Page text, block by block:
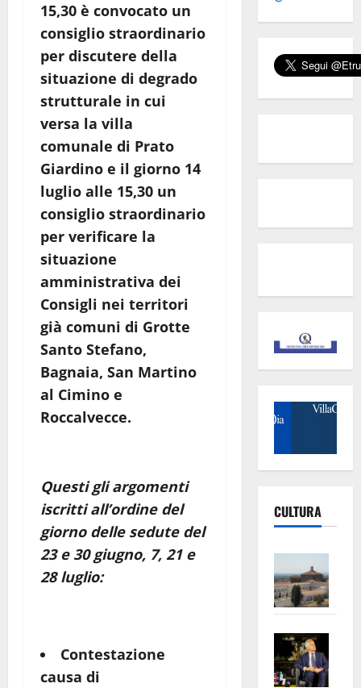
15,30 è convocato un
consiglio straordinario
per discutere della
situazione di degrado
strutturale in cui
versa la villa
comunale di Prato
Giardino e il giorno 14
luglio alle 15,30 un
consiglio straordinario
per verificare la
situazione
amministrativa dei
Consigli nei territori
già comuni di Grotte
Santo Stefano,
Bagnaia, San Martino
al Cimino e
Roccalvecce.
Questi gli argomenti
iscritti all’ordine del
giorno delle sedute del
23 e 30 giugno, 7, 21 e
28 luglio:
Contestazione
causa di
CULTURA